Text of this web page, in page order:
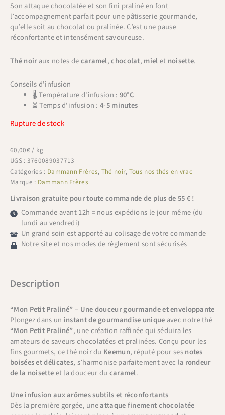
Son attaque chocolatée et son fini praliné en font
l’accompagnement parfait pour une pâtisserie gourmande,
qu’elle soit au chocolat ou pralinée. C’est une pause
réconfortante et intensément savoureuse.
Thé noiraux notes decaramel,chocolat, mielet noisette.
Conseils d'infusion
🌡 Température d'infusion : 90°C
⏳ Temps d'infusion :4-5 minutes
Rupture de stock
60,00€ / kg
UGS : 3760089037713
Catégories : Dammann Frères, Thé noir, Tous nos thés en vrac
Marque : Dammann Frères
Livraison gratuite pour toute commande de plus de 55 € !
Commande avant 12h = nous expédions le jour même (du
lundi au vendredi)
Un grand soin est apporté au colisage de votre commande
Notre site et nos modes de règlement sont sécurisés
Description
“Mon Petit Praliné” – Une douceur gourmande et enveloppante
Plongez dans un instant de gourmandise uniqueavec notre thé
“Mon Petit Praliné”, une création raffinée qui séduira les
amateurs de saveurs chocolatées et pralinées. Conçu pour les
fins gourmets, ce thé noir du Keemun, réputé pour sesnotes
boisées et délicates, s’harmonise parfaitement avec la rondeur
de la noisetteet la douceur du caramel.
Une infusion aux arômes subtils et réconfortants
Dès la première gorgée, uneattaque finement chocolatée